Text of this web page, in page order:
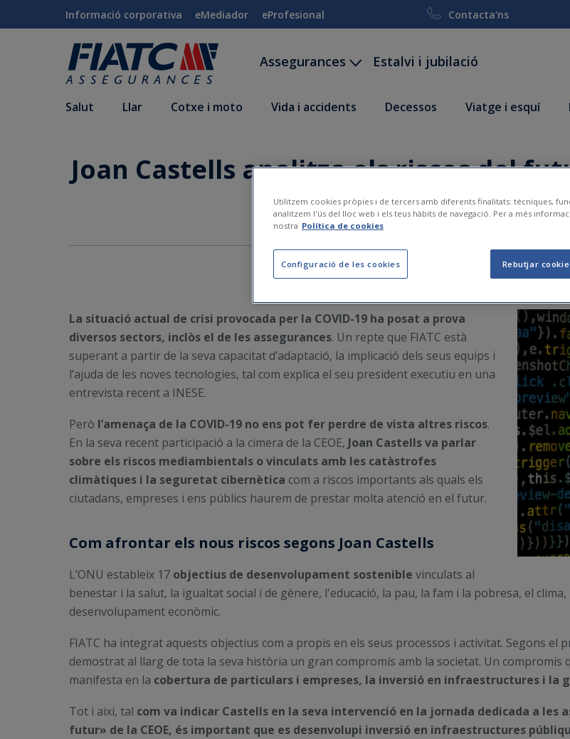
Salta al contingut principal
Informació corporativa eMediador eProfesional Contacta'ns
Assegurances Estalvi i jubilació
Salut Llar Cotxe i moto Vida i accidents Decessos Viatge i esquí
Joan Castells analitza els riscos del
i clima
2020-08-26
La situació actual de crisi provocada per la COVID-19 ha posat a prova
diversos sectors, inclòs el de les assegurances. Un repte que FIATC està
superant a partir de la seva capacitat d’adaptació, la implicació dels seus equips i
l’ajuda de les noves tecnologies, tal com explica el seu president executiu en una
entrevista recent a INESE.
Però l’amenaça de la COVID-19 no ens pot fer perdre de vista altres riscos.
En la seva recent participació a la cimera de la CEOE, Joan Castells va parlar
sobre els riscos mediambientals o vinculats amb les catàstrofes
climàtiques i la seguretat cibernètica com a riscos importants als quals els
ciutadans, empreses i ens públics haurem de prestar molta atenció en el futur.
Com afrontar els nous riscos segons Joan Castells
L’ONU estableix 17 objectius de desenvolupament sostenible vinculats al
benestar i la salut, la igualtat social i de gènere, l'educació, la pau, la fam i la pobresa, el
desenvolupament econòmic.
FIATC ha integrat aquests objectius com a propis en els seus processos i activitat. Segons el
demostrat al llarg de tota la seva història un gran compromís amb la societat. Un compromís
manifesta en la cobertura de particulars i empreses, la inversió en infraestructures i la
Tot i així, tal com va indicar Castells en la seva intervenció en la jornada dedicada a les
futur» de la CEOE, és important que es desenvolupi inversió en infraestructures
Utilitzem cookies pròpies i de tercers amb diferents finalitats: tècniques,
analitzem l'ús del lloc web i els teus hàbits de navegació. Per a més
nostra Política de cookies
Configuració de les cookies Rebutjar